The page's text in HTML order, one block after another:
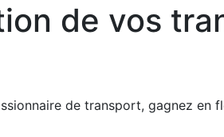
de vos
de transport, gagnez en